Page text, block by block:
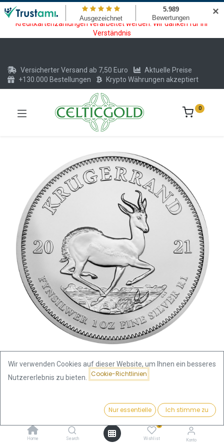
Wartungsarbeiten am Kreditkarten und Krypto Bezahlmodul. In der
Zeit vom 20.07. - 09.08.2026 können keine Krypto oder
Kreditkartenzahlungen verarbeitet werden. Wir danken für Ihr
Verständnis
Preis:
74,31 € Kaufen
Home Search
0
Wishlist Konto
Versicherter Versand ab 7,50 Euro
Aktuelle Preise
+130.000 Bestellungen
Krypto Währungen akzeptiert
0
Krügerrand 1 Unze Silbermünze
Wir verwenden Cookies auf dieser Website, um Ihnen ein besseres
Nutzererlebnis zu bieten.
Cookie-Richtlinien
Nur essentielle Ich stimme zu
✕